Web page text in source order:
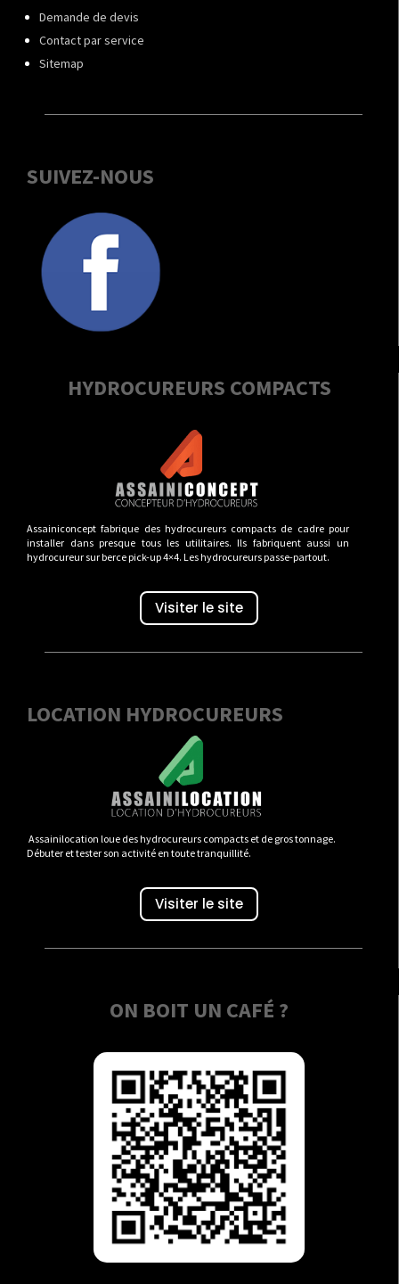
Demande de devis
Contact par service
Sitemap
SUIVEZ-NOUS
HYDROCUREURS COMPACTS
Assainiconcept fabrique des hydrocureurs compacts de cadre pour
installer dans presque tous les utilitaires. Ils fabriquent aussi un
hydrocureur sur berce pick-up 4×4. Les hydrocureurs passe-partout.
Visiter le site
LOCATION HYDROCUREURS
Assainilocation loue des hydrocureurs compacts et de gros tonnage.
Débuter et tester son activité en toute tranquillité.
Visiter le site
ON BOIT UN CAFÉ ?